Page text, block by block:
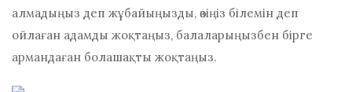
алмадыңыз деп жұбайыңызды, өзіңіз білемін деп
ойлаған адамды жоқтаңыз, балаларыңызбен бірге
армандаған болашақты жоқтаңыз.